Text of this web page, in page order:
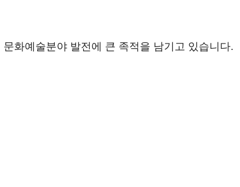
화예술분야 발전에 큰 족적을 남기고 있습니다.